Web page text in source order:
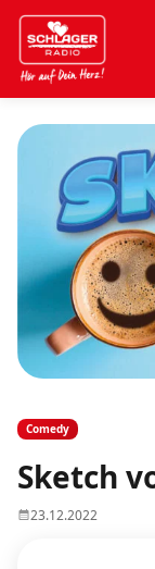
Comedy
Sketch
23.12.2022